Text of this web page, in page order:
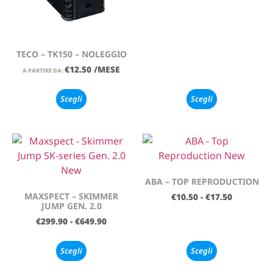
TECO – TK150 – NOLEGGIO
A PARTIRE DA: €12.50 /MESE
Scegli Scegli
MAXSPECT – SKIMMER
JUMP GEN. 2.0
€299.90 - €649.90
Scegli
ABA – TOP REPRODUCTION
€10.50 - €17.50
Scegli